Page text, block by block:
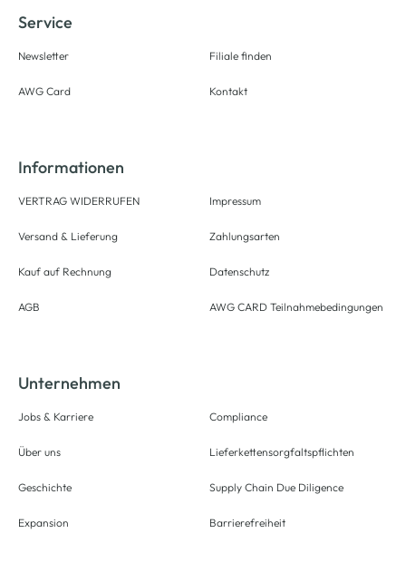
Service
Newsletter
AWG Card
Filiale finden
Kontakt
Informationen
VERTRAG WIDERRUFEN
Versand & Lieferung
Kauf auf Rechnung
AGB
Impressum
Zahlungsarten
Datenschutz
AWG CARD Teilnahmebedingungen
Unternehmen
Jobs & Karriere
Über uns
Geschichte
Expansion
Compliance
Lieferkettensorgfaltspflichten
Supply Chain Due Diligence
Barrierefreiheit